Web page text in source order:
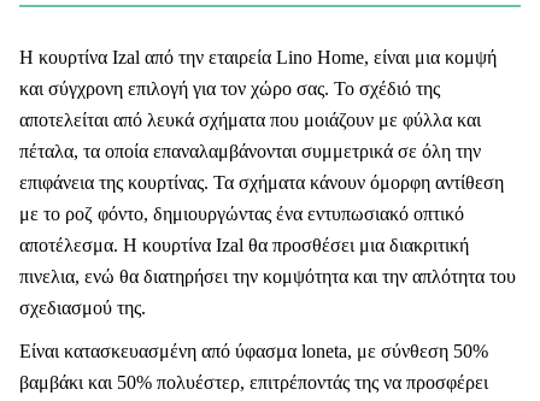
Η κουρτίνα Izal από την εταιρεία Lino Home, είναι μια κομψή
και σύγχρονη επιλογή για τον χώρο σας. Το σχέδιό της
αποτελείται από λευκά σχήματα που μοιάζουν με φύλλα και
πέταλα, τα οποία επαναλαμβάνονται συμμετρικά σε όλη την
επιφάνεια της κουρτίνας. Τα σχήματα κάνουν όμορφη αντίθεση
με το ροζ φόντο, δημιουργώντας ένα εντυπωσιακό οπτικό
αποτέλεσμα. Η κουρτίνα Izal θα προσθέσει μια διακριτική
πινελια, ενώ θα διατηρήσει την κομψότητα και την απλότητα του
σχεδιασμού της.
Είναι κατασκευασμένη από ύφασμα loneta, με σύνθεση 50%
βαμβάκι και 50% πολυέστερ, επιτρέποντάς της να προσφέρει